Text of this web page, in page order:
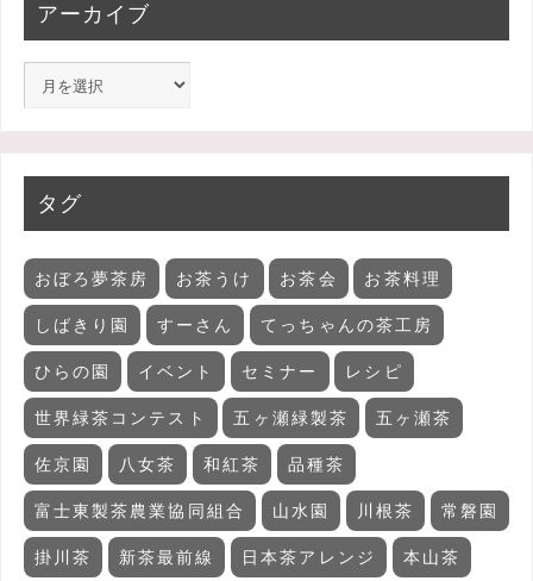
アーカイブ
タグ
おぼろ夢茶房 お茶うけ お茶会 お茶料理
しばきり園 すーさん てっちゃんの茶工房
ひらの園 イベント セミナー レシピ
世界緑茶コンテスト 五ヶ瀬緑製茶 五ヶ瀬茶
佐京園 八女茶 和紅茶 品種茶
富士東製茶農業協同組合 山水園 川根茶 常磐園
掛川茶 新茶最前線 日本茶アレンジ 本山茶